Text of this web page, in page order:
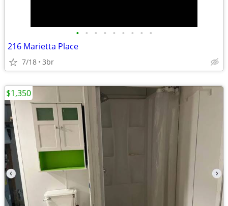
• • • • • • • • •
216 Marietta Place
7/18 3br
$1,350